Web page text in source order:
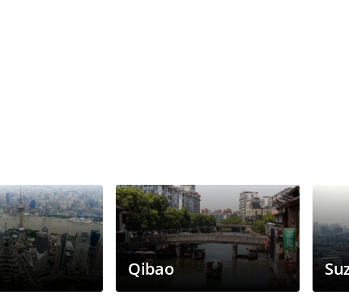
Qibao